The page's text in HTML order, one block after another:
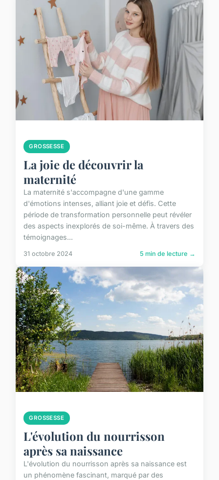
GROSSESSE
La joie de découvrir la
maternité
La maternité s'accompagne d'une gamme
d'émotions intenses, alliant joie et défis. Cette
période de transformation personnelle peut révéler
des aspects inexplorés de soi-même. À travers des
témoignages...
31 octobre 2024 5 min de lecture →
GROSSESSE
L'évolution du nourrisson
après sa naissance
L'évolution du nourrisson après sa naissance est
un phénomène fascinant, marqué par des